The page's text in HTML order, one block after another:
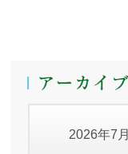
2026年7月